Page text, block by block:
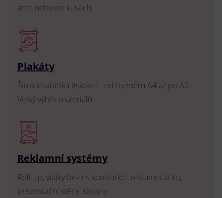
arch nebo po kusech.
Plakáty
Široká nabídka tiskovin - od rozměru A4 až po A0.
Velký výběr materiálů.
Reklamní systémy
Roll-up, vlajky bez i s konsturkcí, reklamní áčko,
prezentační stěny, stojany.